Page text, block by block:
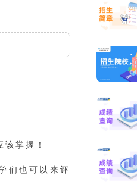
掌握！
们也可以来评